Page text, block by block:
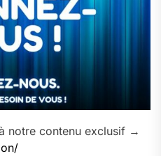
notre contenu exclusif →